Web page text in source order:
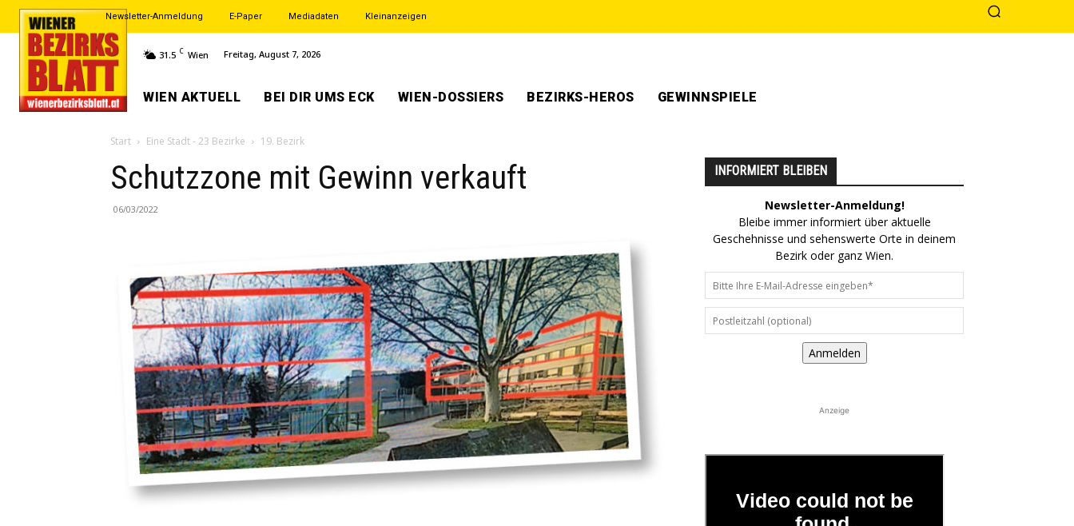
Newsletter-Anmeldung E-Paper Mediadaten Kleinanzeigen
31.5 C Wien Freitag, August 7, 2026
WIEN AKTUELL BEI DIR UMS ECK WIEN-DOSSIERS BEZIRKS-HEROS GEWINNSPIELE
Start Eine Stadt - 23 Bezirke 19. Bezirk
Schutzzone mit Gewinn verkauft
06/03/2022
INFORMIERT BLEIBEN
Newsletter-Anmeldung!
Bleibe immer informiert über aktuelle
Geschehnisse und sehenswerte Orte in deinem
Bezirk oder ganz Wien.
Anmelden
Anzeige